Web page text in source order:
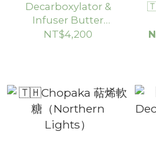
Decarboxylator &
Infuser Butter
Maker Machine 二合
NT$4,200